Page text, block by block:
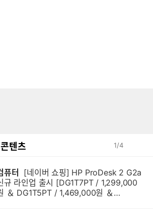
텐츠 1/4
퓨터
규 라인업 출시 [DG1T7PT / 1,299,000
DG1T5PT / 1,469,000원 ＆